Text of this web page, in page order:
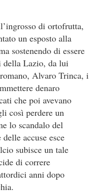
di ortofrutta,
un esposto alla
sostenendo di essere
della Lazio, da lui
Alvaro Trinca, i
denaro
che poi avevano
così perdere un
lo scandalo del
accuse esce
subisce un tale
di correre
anni dopo